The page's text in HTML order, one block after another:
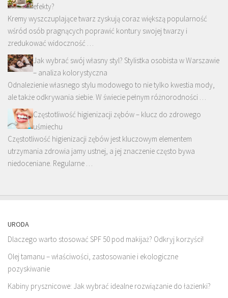
efekty?
Kremy wyszczuplające twarz zyskują coraz większą popularność
wśród osób pragnących poprawić kontury swojej twarzy i
zredukować widoczność …
Jak wybrać swój własny styl? Stylistka osobista w Warszawie
– analiza kolorystyczna
Odnalezienie własnego stylu modowego to nie tylko kwestia mody,
ale także odkrywania siebie. W świecie pełnym różnorodności …
Częstotliwość higienizacji zębów – klucz do zdrowego
uśmiechu
Częstotliwość higienizacji zębów jest kluczowym elementem
utrzymania zdrowia jamy ustnej, a jej znaczenie często bywa
niedoceniane. Regularne …
URODA
Dlaczego warto stosować SPF 50 pod makijaż? Odkryj korzyści!
Olej tamanu – właściwości, zastosowanie i ekologiczne
pozyskiwanie
Kabiny prysznicowe: Jak wybrać idealne rozwiązanie do łazienki?